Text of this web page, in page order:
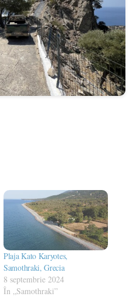
Plaja Kato Karyotes,
Samothraki, Grecia
8 septembrie 2024
În „Samothraki”